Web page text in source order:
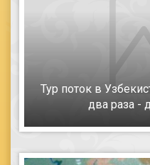
Тур поток в
два раза -